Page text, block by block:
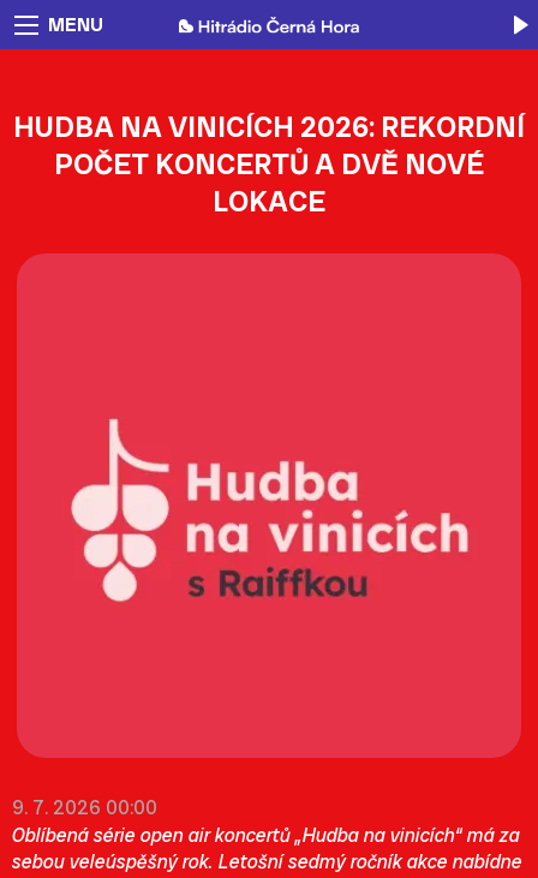
MENU
HUDBA NA VINICÍCH 2026: REKORDNÍ
POČET KONCERTŮ A DVĚ NOVÉ
LOKACE
9. 7. 2026 00:00
Oblíbená série open air koncertů „Hudba na vinicích“ má za
sebou veleúspěšný rok. Letošní sedmý ročník akce nabídne